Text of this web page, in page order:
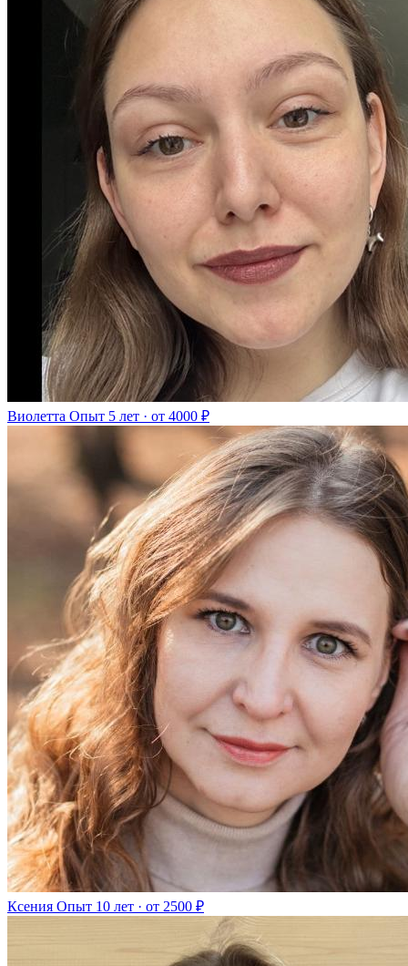
Виолетта Опыт 5 лет · от 4000 ₽
Ксения Опыт 10 лет · от 2500 ₽